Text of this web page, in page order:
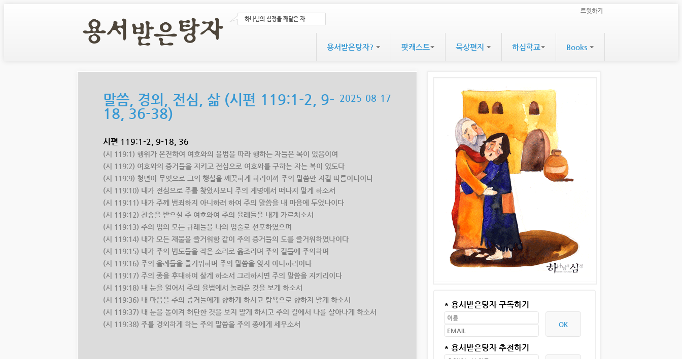
하나님의 심정을 깨달은 자
트윗하기
용서받은탕자? 팟캐스트 묵상편지 하심학교 Books
2025-08-17
말씀, 경외, 전심, 삶 (시편 119:1-2, 9-
18, 36-38)
시편 119:1-2, 9-18, 36
(시 119:1) 행위가 온전하여 여호와의 율법을 따라 행하는 자들은 복이 있음이여
(시 119:2) 여호와의 증거들을 지키고 전심으로 여호와를 구하는 자는 복이 있도다
(시 119:9) 청년이 무엇으로 그의 행실을 깨끗하게 하리이까 주의 말씀만 지킬 따름이니이다
(시 119:10) 내가 전심으로 주를 찾았사오니 주의 계명에서 떠나지 말게 하소서
(시 119:11) 내가 주께 범죄하지 아니하려 하여 주의 말씀을 내 마음에 두었나이다
(시 119:12) 찬송을 받으실 주 여호와여 주의 율례들을 내게 가르치소서
(시 119:13) 주의 입의 모든 규례들을 나의 입술로 선포하였으며
(시 119:14) 내가 모든 재물을 즐거워함 같이 주의 증거들의 도를 즐거워하였나이다
(시 119:15) 내가 주의 법도들을 작은 소리로 읊조리며 주의 길들에 주의하며
(시 119:16) 주의 율례들을 즐거워하며 주의 말씀을 잊지 아니하리이다
(시 119:17) 주의 종을 후대하여 살게 하소서 그리하시면 주의 말씀을 지키리이다
(시 119:18) 내 눈을 열어서 주의 율법에서 놀라운 것을 보게 하소서
(시 119:36) 내 마음을 주의 증거들에게 향하게 하시고 탐욕으로 향하지 말게 하소서
(시 119:37) 내 눈을 돌이켜 허탄한 것을 보지 말게 하시고 주의 길에서 나를 살아나게 하소서
(시 119:38) 주를 경외하게 하는 주의 말씀을 주의 종에게 세우소서
* 용서받은탕자 구독하기
* 용서받은탕자 추천하기